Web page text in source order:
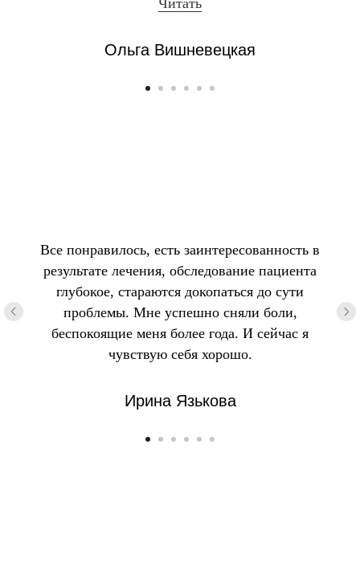
Читать
Ольга Вишневецкая
Все понравилось, есть заинтересованность в
результате лечения, обследование пациента
глубокое, стараются докопаться до сути
проблемы. Мне успешно сняли боли,
беспокоящие меня более года. И сейчас я
чувствую себя хорошо.
Ирина Язькова